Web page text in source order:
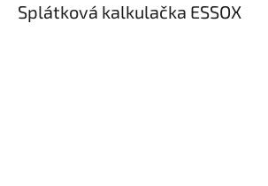
Splátková kalkulačka ESSOX